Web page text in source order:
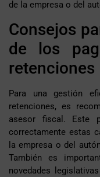
de la empresa o del
Consejos
de los
retenciones
Para una gestión
retenciones, es
asesor fiscal. Este
correctamente estas
la empresa o del
También es
novedades